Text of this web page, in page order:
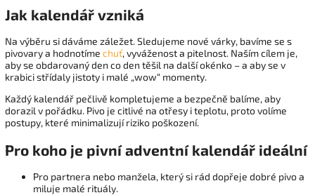
Jak kalendář vzniká
Na výběru si dáváme záležet. Sledujeme nové várky, bavíme se s
pivovary a hodnotíme chuť, vyváženost a pitelnost. Naším cílem je,
aby se obdarovaný den co den těšil na další okénko – a aby se v
krabici střídaly jistoty i malé „wow“ momenty.
Každý kalendář pečlivě kompletujeme a bezpečně balíme, aby
dorazil v pořádku. Pivo je citlivé na otřesy i teplotu, proto volíme
postupy, které minimalizují riziko poškození.
Pro koho je pivní adventní kalendář ideální
Pro partnera nebo manžela, který si rád dopřeje dobré pivo a
miluje malé rituály.